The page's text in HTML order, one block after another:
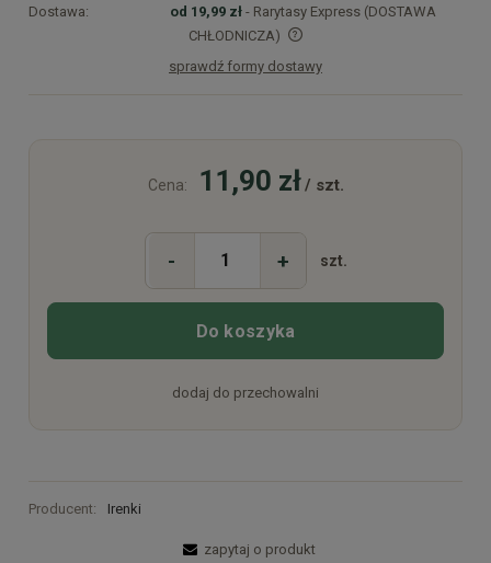
Dostawa:
od 19,99 zł - Rarytasy Express (DOSTAWA
CHŁODNICZA)
Cena nie zawiera ewentualnych kosztów płatności
sprawdź formy dostawy
Cena: 11,90 zł/ szt.
- + szt.
Do koszyka
dodaj do przechowalni
Producent: Irenki
zapytaj o produkt